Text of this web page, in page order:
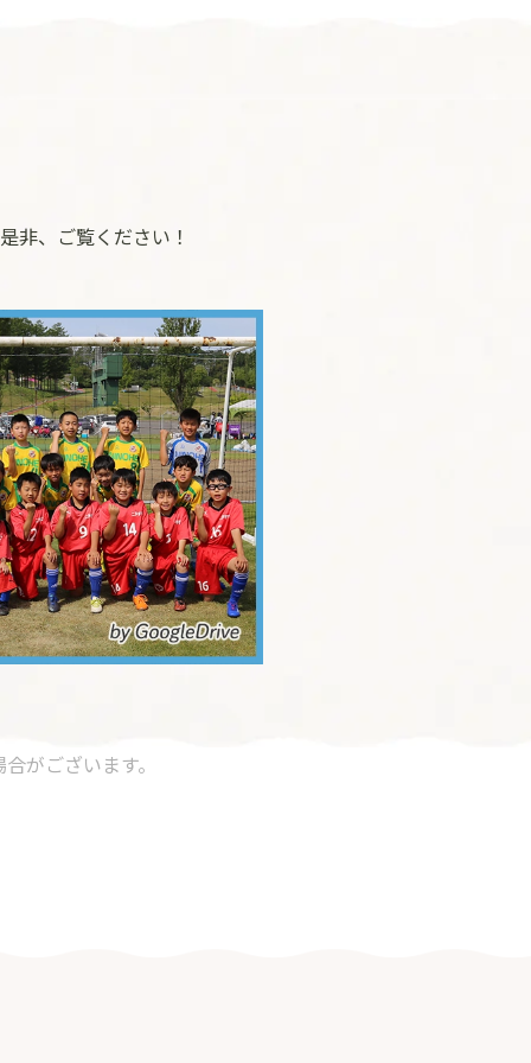
非、ご覧ください！
がございます。